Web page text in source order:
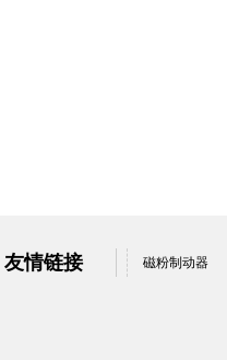
友情链接 磁粉制动器